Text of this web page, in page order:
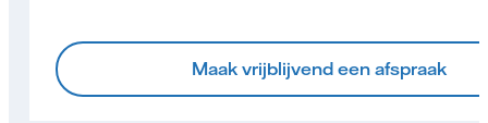
Maak vrijblijvend een afspraak